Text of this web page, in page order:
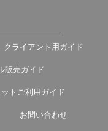
クライアント用ガイド
販売ガイド
トご利用ガイド
お問い合わせ